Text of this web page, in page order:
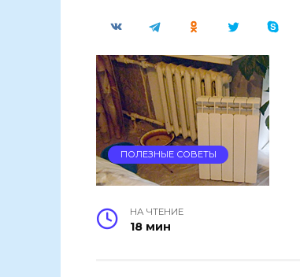
ПОЛЕЗНЫЕ СОВЕТЫ
НА ЧТЕНИЕ
18 мин